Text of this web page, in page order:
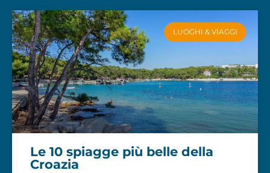
LUOGHI & VIAGGI
Le 10 spiagge più belle della
Croazia